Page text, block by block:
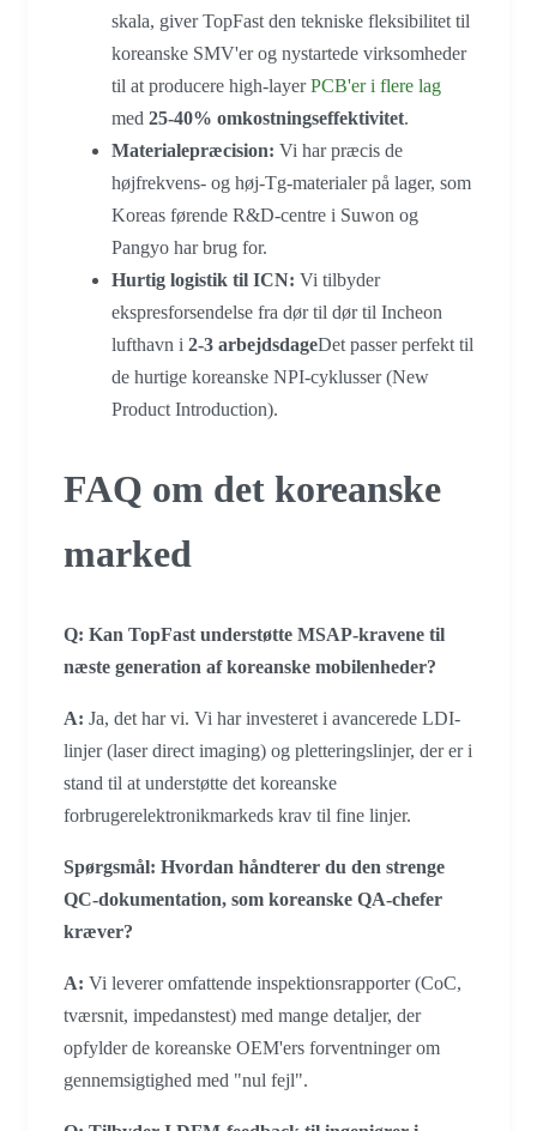
skala, giver TopFast den tekniske fleksibilitet til
koreanske SMV'er og nystartede virksomheder
til at producere high-layerPCB'er i flere lag
med 25-40% omkostningseffektivitet.
Materialepræcision: Vi har præcis de
højfrekvens- og høj-Tg-materialer på lager, som
Koreas førende R&D-centre i Suwon og
Pangyo har brug for.
Hurtig logistik til ICN: Vi tilbyder
ekspresforsendelse fra dør til dør til Incheon
lufthavn i 2-3 arbejdsdageDet passer perfekt til
de hurtige koreanske NPI-cyklusser (New
Product Introduction).
FAQ om det koreanske
marked
Q: Kan TopFast understøtte MSAP-kravene til
næste generation af koreanske mobilenheder?
A: Ja, det har vi. Vi har investeret i avancerede LDI-
linjer (laser direct imaging) og pletteringslinjer, der er i
stand til at understøtte det koreanske
forbrugerelektronikmarkeds krav til fine linjer.
Spørgsmål: Hvordan håndterer du den strenge
QC-dokumentation, som koreanske QA-chefer
kræver?
A: Vi leverer omfattende inspektionsrapporter (CoC,
tværsnit, impedanstest) med mange detaljer, der
opfylder de koreanske OEM'ers forventninger om
gennemsigtighed med "nul fejl".